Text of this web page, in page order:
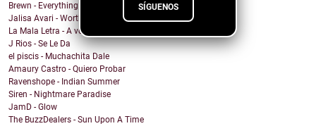
SÍGUENOS
Brewn - Everything is gonna be alright
Jalisa Avari - Worth
La Mala Letra - A voz en grito
J Rios - Se Le Da
el piscis - Muchachita Dale
Amaury Castro - Quiero Probar
Ravenshope - Indian Summer
Siren - Nightmare Paradise
JamD - Glow
The BuzzDealers - Sun Upon A Time